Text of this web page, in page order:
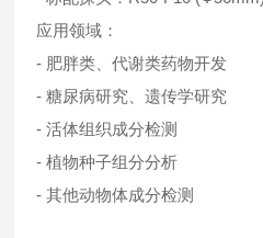
应用领域：
- 肥胖类、代谢类药物开发
- 糖尿病研究、遗传学研究
- 活体组织成分检测
- 植物种子组分分析
- 其他动物体成分检测